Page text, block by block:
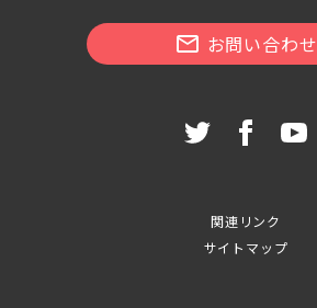
お問い合わせ
関連リンク
サイトマップ